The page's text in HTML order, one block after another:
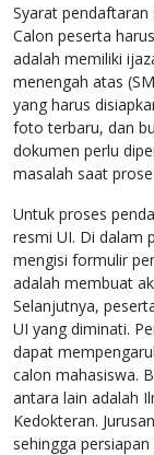
Syarat pendaftaran
Calon peserta
adalah memiliki
menengah atas
yang harus
foto terbaru, dan
dokumen perlu
masalah saat
Untuk proses
resmi UI. Di dalam
mengisi formulir
adalah membuat
Selanjutnya,
UI yang diminati.
dapat
calon mahasiswa.
antara lain adalah
Kedokteran.
sehingga